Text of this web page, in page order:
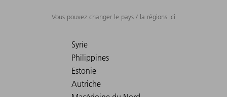
Vous pouvez changer le pays / la régions ici